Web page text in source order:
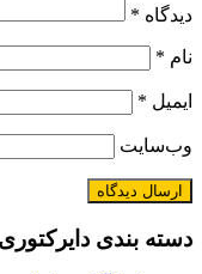
دیدگاه *
نام *
ایمیل *
وب‌سایت
دسته بندی